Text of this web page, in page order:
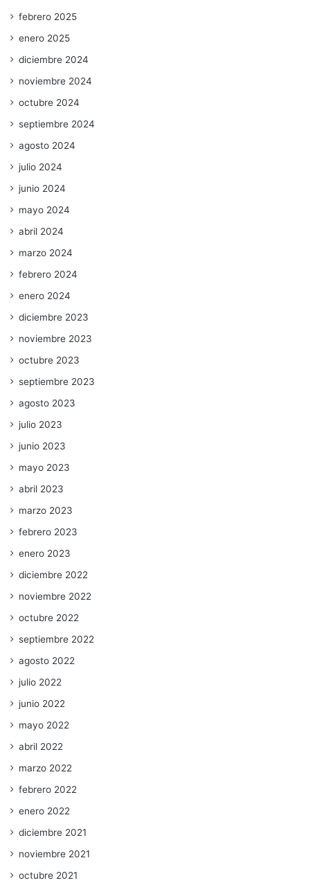
febrero 2025
enero 2025
diciembre 2024
noviembre 2024
octubre 2024
septiembre 2024
agosto 2024
julio 2024
junio 2024
mayo 2024
abril 2024
marzo 2024
febrero 2024
enero 2024
diciembre 2023
noviembre 2023
octubre 2023
septiembre 2023
agosto 2023
julio 2023
junio 2023
mayo 2023
abril 2023
marzo 2023
febrero 2023
enero 2023
diciembre 2022
noviembre 2022
octubre 2022
septiembre 2022
agosto 2022
julio 2022
junio 2022
mayo 2022
abril 2022
marzo 2022
febrero 2022
enero 2022
diciembre 2021
noviembre 2021
octubre 2021